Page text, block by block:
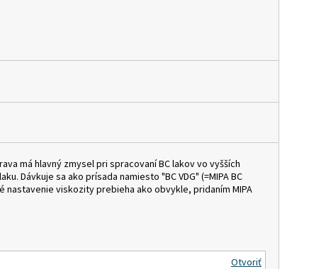
má hlavný zmysel pri spracovaní BC lakov vo vyšších
Dávkuje sa ako prísada namiesto "BC VDG" (=MIPA BC
nastavenie viskozity prebieha ako obvykle, pridaním MIPA
Otvoriť